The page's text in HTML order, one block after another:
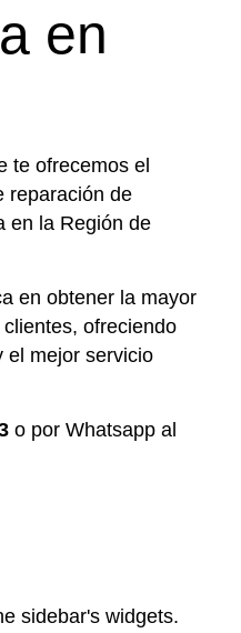
en
te ofrecemos el
reparación de
en la Región de
en obtener la mayor
ofreciendo
el mejor servicio
o por Whatsapp al
sidebar's widgets.